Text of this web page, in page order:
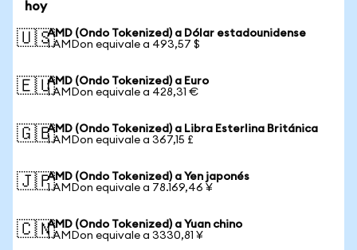
hoy
🇺🇸AMD (Ondo Tokenized) a Dólar estadounidense
1 AMDon equivale a 493,57 $
🇪🇺AMD (Ondo Tokenized) a Euro
1 AMDon equivale a 428,31 €
🇬🇧AMD (Ondo Tokenized) a Libra Esterlina Británica
1 AMDon equivale a 367,15 £
🇯🇵AMD (Ondo Tokenized) a Yen japonés
1 AMDon equivale a 78.169,46 ¥
🇨🇳AMD (Ondo Tokenized) a Yuan chino
1 AMDon equivale a 3330,81 ¥